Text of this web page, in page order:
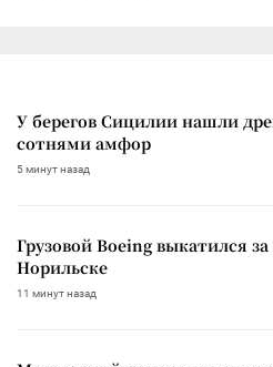
У берегов Сицилии нашли
сотнями амфор
5 минут назад
Грузовой Boeing выкатился
Норильске
11 минут назад